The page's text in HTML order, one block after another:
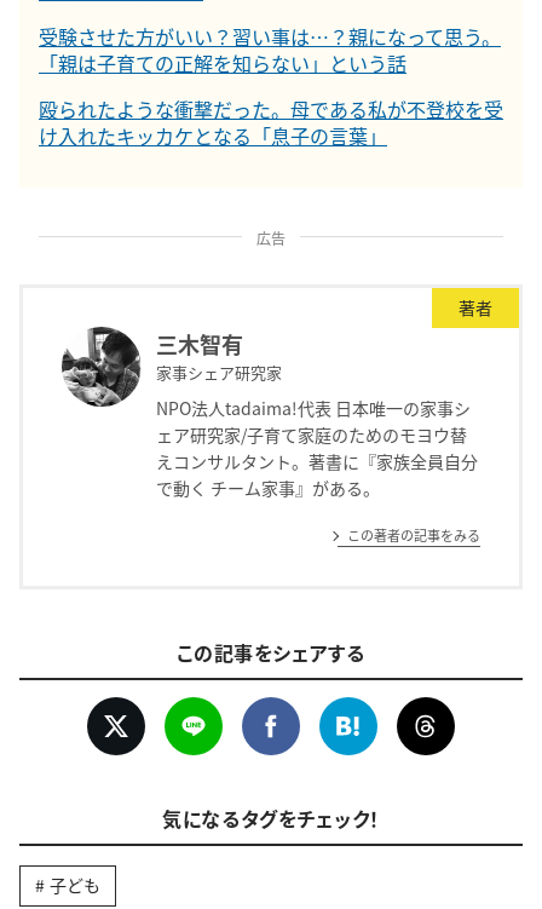
受験させた方がいい？習い事は…？親になって思う。
「親は子育ての正解を知らない」という話
殴られたような衝撃だった。母である私が不登校を受
け入れたキッカケとなる「息子の言葉」
広告
著者
三木智有
家事シェア研究家
NPO法人tadaima!代表 日本唯一の家事シ
ェア研究家/子育て家庭のためのモヨウ替
えコンサルタント。著書に『家族全員自分
で動く チーム家事』がある。
この著者の記事をみる
この記事をシェアする
気になるタグをチェック！
子ども